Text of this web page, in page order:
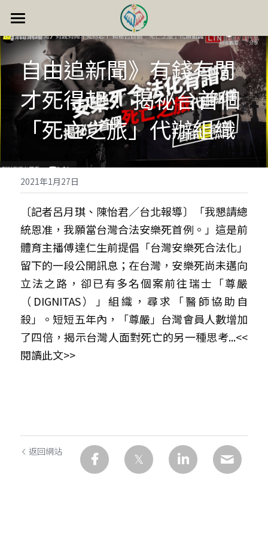
首頁
成功案例
安樂死簡介
聯絡我們
相關報導
精華整理
精神紀念
關於我們
FB官方專頁
聯絡我們
自由追新聞》有錢有閒
才死得起！ 揭祕台首個
「死亡之旅」代辦組織
2021年1月27日
〔記者呂月琪、陳怡君／台北報導〕「我懇請總
統恩准，我願當台灣合法安樂死首例。」這是前
體育主播傅達仁生前提倡「台灣安樂死合法化」
留下的一段公開訊息；在台灣，安樂死尚未邁向
立法之路，卻已有多名個案前往瑞士「尊嚴
（DIGNITAS）」組織，尋求「醫師協助自
殺」。短短五年內，「尊嚴」台灣會員人數增加
了四倍，揭示台灣人面對死亡的另一種思考...<<
閱讀此文>>
返回網站